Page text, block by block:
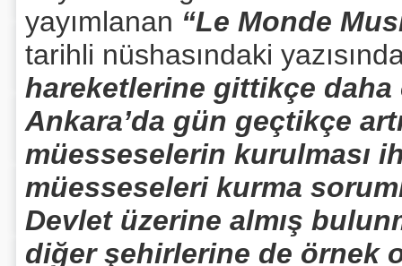
yayımlanan “Le Monde
tarihli nüshasındaki
hareketlerine gittikçe
Ankara’da gün geçtikçe
müesseselerin kurulması
müesseseleri kurma
Devlet üzerine almış
diğer şehirlerine de örnek